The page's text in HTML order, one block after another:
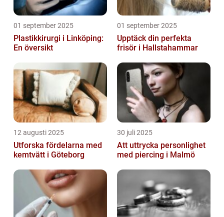
01 september 2025
Plastikkirurgi i Linköping:
En översikt
01 september 2025
Upptäck din perfekta
frisör i Hallstahammar
12 augusti 2025
Utforska fördelarna med
kemtvätt i Göteborg
30 juli 2025
Att uttrycka personlighet
med piercing i Malmö